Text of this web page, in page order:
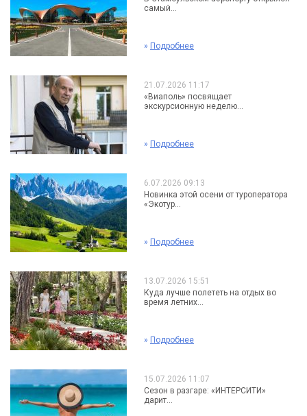
самый...
» Подробнее
21.07.2026 11:17
«Виаполь» посвящает
экскурсионную неделю...
» Подробнее
6.07.2026 09:13
Новинка этой осени от туроператора
«Экотур...
» Подробнее
13.07.2026 15:51
Куда лучше полететь на отдых во
время летних...
» Подробнее
15.07.2026 11:07
Сезон в разгаре: «ИНТЕРСИТИ»
дарит...